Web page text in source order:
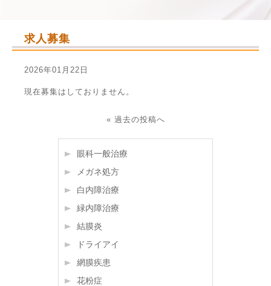
求人募集
2026年01月22日
現在募集はしておりません。
« 過去の投稿へ
眼科一般治療
メガネ処方
白内障治療
緑内障治療
結膜炎
ドライアイ
網膜疾患
花粉症